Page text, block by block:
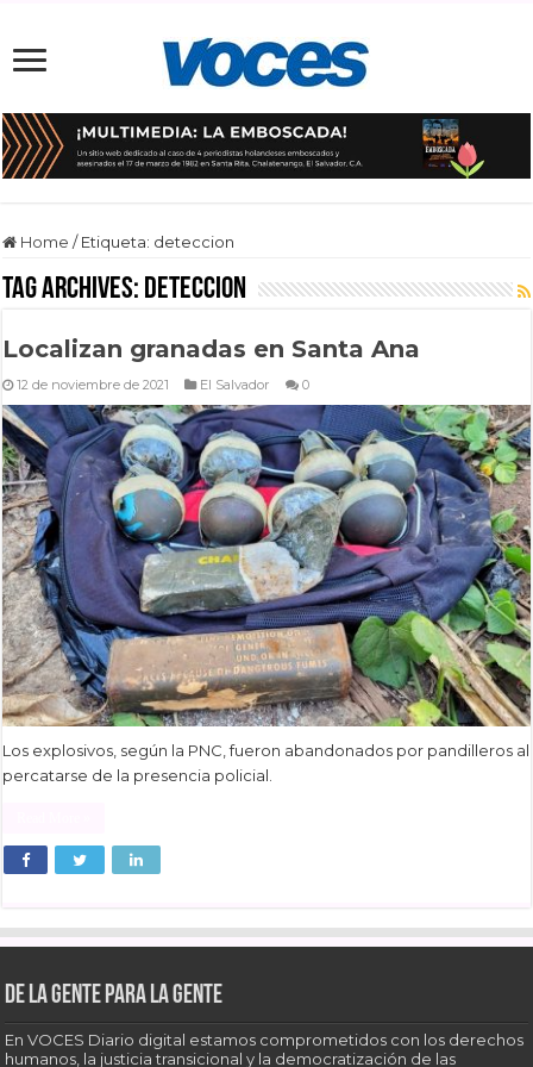
Home / Etiqueta: deteccion
Tag Archives: deteccion
Localizan granadas en Santa Ana
12 de noviembre de 2021 El Salvador 0
Los explosivos, según la PNC, fueron abandonados por pandilleros al
percatarse de la presencia policial.
De la gente para la gente
En VOCES Diario digital estamos comprometidos con los derechos
humanos, la justicia transicional y la democratización de las